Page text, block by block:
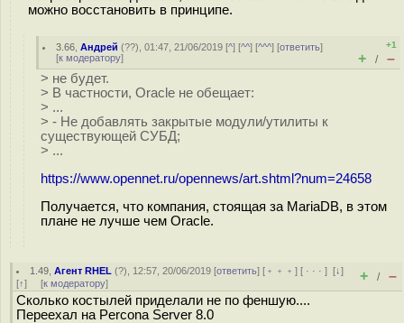
можно восстановить в принципе.
3.66 ,Андрей (??), 01:47, 21/06/2019 [^] [^^] [^^^] [ответить]
[к модератору]
+1
+ / –
> не будет.
> В частности, Oracle не обещает:
> ...
> - Не добавлять закрытые модули/утилиты к
существующей СУБД;
> ...
https://www.opennet.ru/opennews/art.shtml?num=24658
Получается, что компания, стоящая за MariaDB, в этом
плане не лучше чем Oracle.
1.49 ,Агент RHEL (?), 12:57, 20/06/2019 [ответить] [ ﹢﹢﹢] [ · · ·][↓]
[↑] [к модератору] + / –
Сколько костылей приделали не по феншую....
Переехал на Percona Server 8.0